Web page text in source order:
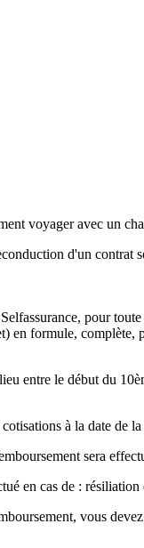
voyager avec un
d'un contrat
pour
en formule,
entre le début du
à la date de
sera
en cas de :
vous